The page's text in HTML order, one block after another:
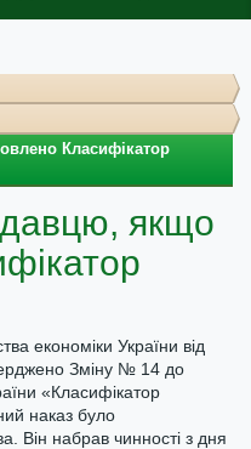
Класифікатор
якщо
економіки України від
Зміну № 14 до
«Класифікатор
наказ було
Він набрав чинності з дня